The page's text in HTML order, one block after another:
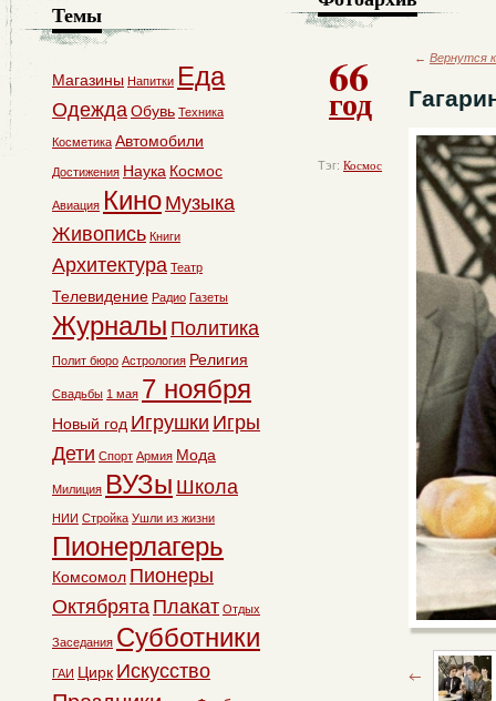
66
год
Тэг: Космос
← Вернутся
Темы
Магазины Напитки Еда
ОдеждаОбувь Техника
Косметика Автомобили
Достижения Наука Космос
Авиация Кино Музыка
Живопись Книги
Архитектура Театр
Телевидение Радио Газеты
Журналы Политика
Полит бюро Астрология Религия
Свадьбы 1 мая 7 ноября
Новый год Игрушки Игры
Дети Спорт Армия Мода
Милиция ВУЗы Школа
НИИ Стройка Ушли из жизни
Пионерлагерь
Комсомол Пионеры
Октябрята Плакат Отдых
Заседания Субботники
ГАИ Цирк Искусство